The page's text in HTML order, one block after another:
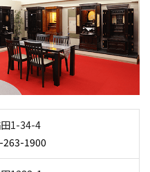
1-34-4
263-1900